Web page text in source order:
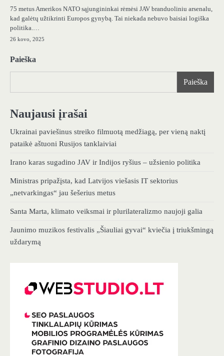
75 metus Amerikos NATO sąjungininkai rėmėsi JAV branduoliniu arsenalu,
kad galėtų užtikrinti Europos gynybą. Tai niekada nebuvo baisiai logiška
politika.…
26 kovo, 2025
Paieška
Paieška
Naujausi įrašai
Ukrainai paviešinus streiko filmuotą medžiagą, per vieną naktį
pataikė aštuoni Rusijos tanklaiviai
Irano karas sugadino JAV ir Indijos ryšius – užsienio politika
Ministras pripažįsta, kad Latvijos viešasis IT sektorius
„netvarkingas“ jau šešerius metus
Santa Marta, klimato veiksmai ir plurilateralizmo naujoji galia
Jaunimo muzikos festivalis „Šiauliai gyvai“ kviečia į triukšmingą
uždarymą